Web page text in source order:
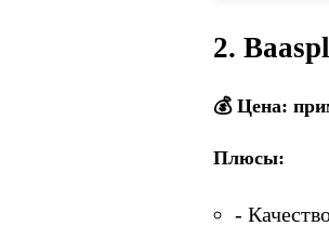
2.
💰 Цена:
Плюсы:
-